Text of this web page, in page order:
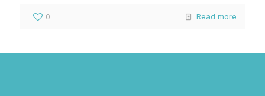
0 Read more